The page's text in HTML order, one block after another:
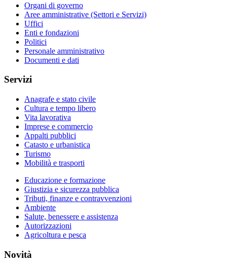
Organi di governo
Aree amministrative (Settori e Servizi)
Uffici
Enti e fondazioni
Politici
Personale amministrativo
Documenti e dati
Servizi
Anagrafe e stato civile
Cultura e tempo libero
Vita lavorativa
Imprese e commercio
Appalti pubblici
Catasto e urbanistica
Turismo
Mobilità e trasporti
Educazione e formazione
Giustizia e sicurezza pubblica
Tributi, finanze e contravvenzioni
Ambiente
Salute, benessere e assistenza
Autorizzazioni
Agricoltura e pesca
Novità